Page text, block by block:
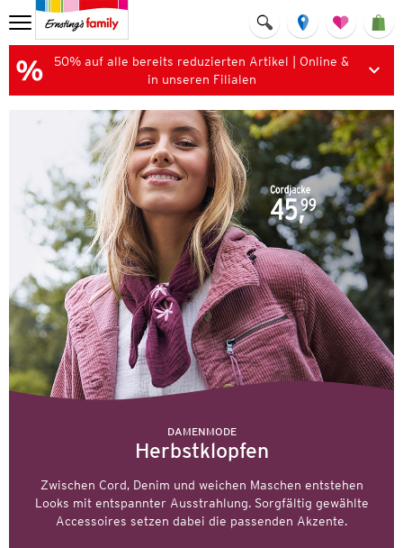
50% auf alle bereits reduzierten Artikel | Online &
in unseren Filialen
DAMENMODE
Herbstklopfen
Zwischen Cord, Denim und weichen Maschen entstehen
Looks mit entspannter Ausstrahlung. Sorgfältig gewählte
Accessoires setzen dabei die passenden Akzente.